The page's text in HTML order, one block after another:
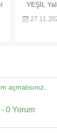
YEŞİL
Tekirdağ
Yalçın
şampiyon
açmalısınız
0 Yorum